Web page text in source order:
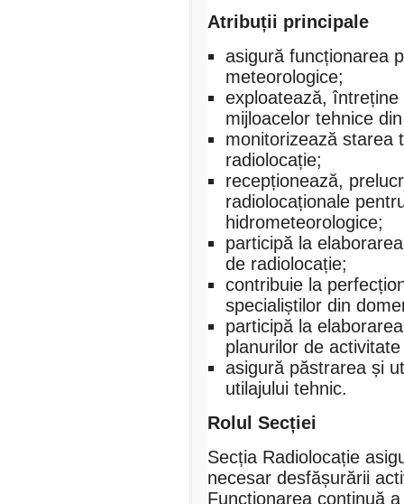
Atribuții principale
asigură funcționarea
meteorologice;
exploatează,
mijloacelor tehnice
monitorizează starea
radiolocație;
recepționează,
radiolocaționale
hidrometeorologice;
participă la
de radiolocație;
contribuie la
specialiștilor din
participă la
planurilor de
asigură păstrarea și
utilajului tehnic.
Rolul Secției
Secția Radiolocație
necesar desfășurării
Funcționarea continuă